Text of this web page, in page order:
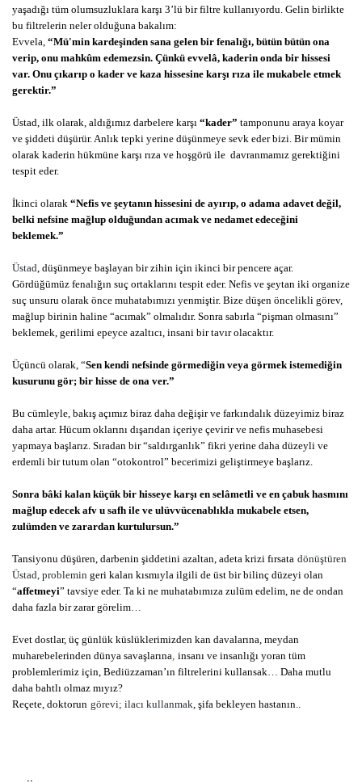
yaşadığı tüm olumsuzluklara karşı 3’lü bir filtre kullanıyordu. Gelin birlikte
bu filtrelerin neler olduğuna bakalım:
Evvela, “Mü'min kardeşinden sana gelen bir fenalığı, bütün bütün ona
verip, onu mahkûm edemezsin. Çünkü evvelâ, kaderin onda bir hissesi
var. Onu çıkarıp o kader ve kaza hissesine karşı rıza ile mukabele etmek
gerektir.”
Üstad, ilk olarak, aldığımız darbelere karşı “kader” tamponunu araya koyar
ve şiddeti düşürür. Anlık tepki yerine düşünmeye sevk eder bizi. Bir mümin
olarak kaderin hükmüne karşı rıza ve hoşgörü ile davranmamız gerektiğini
tespit eder.
İkinci olarak “Nefis ve şeytanın hissesini de ayırıp, o adama adavet değil,
belki nefsine mağlup olduğundan acımak ve nedamet edeceğini
beklemek.”
Üstad, düşünmeye başlayan bir zihin için ikinci bir pencere açar.
Gördüğümüz fenalığın suç ortaklarını tespit eder. Nefis ve şeytan iki organize
suç unsuru olarak önce muhatabımızı yenmiştir. Bize düşen öncelikli görev,
mağlup birinin haline “acımak” olmalıdır. Sonra sabırla “pişman olmasını”
beklemek, gerilimi epeyce azaltıcı, insani bir tavır olacaktır.
Üçüncü olarak, “Sen kendi nefsinde görmediğin veya görmek istemediğin
kusurunu gör; bir hisse de ona ver.”
Bu cümleyle, bakış açımız biraz daha değişir ve farkındalık düzeyimiz biraz
daha artar. Hücum oklarını dışarıdan içeriye çevirir ve nefis muhasebesi
yapmaya başlarız. Sıradan bir “saldırganlık” fikri yerine daha düzeyli ve
erdemli bir tutum olan “otokontrol” becerimizi geliştirmeye başlarız.
Sonra bâki kalan küçük bir hisseye karşı en selâmetli ve en çabuk hasmını
mağlup edecek afv u safh ile ve ulüvvücenablıkla mukabele etsen,
zulümden ve zarardan kurtulursun.”
Tansiyonu düşüren, darbenin şiddetini azaltan, adeta krizi fırsata dönüştüren
Üstad, problemin geri kalan kısmıyla ilgili de üst bir bilinç düzeyi olan
“affetmeyi” tavsiye eder. Ta ki ne muhatabımıza zulüm edelim, ne de ondan
daha fazla bir zarar görelim…
Evet dostlar, üç günlük küslüklerimizden kan davalarına, meydan
muharebelerinden dünya savaşlarına, insanı ve insanlığı yoran tüm
problemlerimiz için, Bediüzzaman’ın filtrelerini kullansak… Daha mutlu
daha bahtlı olmaz mıyız?
Reçete, doktorun görevi; ilacı kullanmak, şifa bekleyen hastanın..